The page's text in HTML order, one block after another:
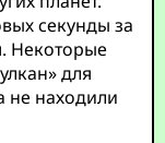
секунды за
Некоторые
для
не находили